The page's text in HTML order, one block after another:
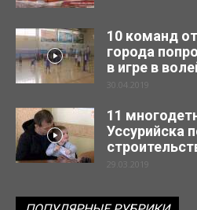
10 команд
города
в игре в
30.04.2019
11
Уссурийска
29.03.2019